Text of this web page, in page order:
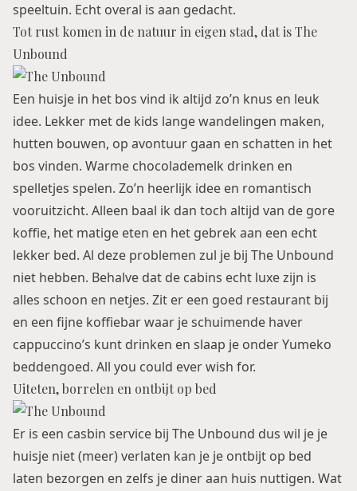
speeltuin. Echt overal is aan gedacht.
Tot rust komen in de natuur in eigen stad, dat is The
Unbound
Een huisje in het bos vind ik altijd zo’n knus en leuk
idee. Lekker met de kids lange wandelingen maken,
hutten bouwen, op avontuur gaan en schatten in het
bos vinden. Warme chocolademelk drinken en
spelletjes spelen. Zo’n heerlijk idee en romantisch
vooruitzicht. Alleen baal ik dan toch altijd van de gore
koffie, het matige eten en het gebrek aan een echt
lekker bed. Al deze problemen zul je bij The Unbound
niet hebben. Behalve dat de cabins echt luxe zijn is
alles schoon en netjes. Zit er een goed restaurant bij
en een fijne koffiebar waar je schuimende haver
cappuccino’s kunt drinken en slaap je onder Yumeko
beddengoed. All you could ever wish for.
Uiteten, borrelen en ontbijt op bed
Er is een casbin service bij The Unbound dus wil je je
huisje niet (meer) verlaten kan je je ontbijt op bed
laten bezorgen en zelfs je diner aan huis nuttigen. Wat